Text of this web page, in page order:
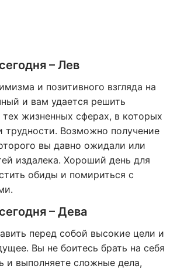
– Лев
и позитивного взгляда на
и вам удается решить
жизненных сферах, в которых
трудности. Возможно получение
вы давно ожидали или
издалека. Хороший день для
обиды и помириться с
– Дева
перед собой высокие цели и
Вы не боитесь брать на себя
и выполняете сложные дела,